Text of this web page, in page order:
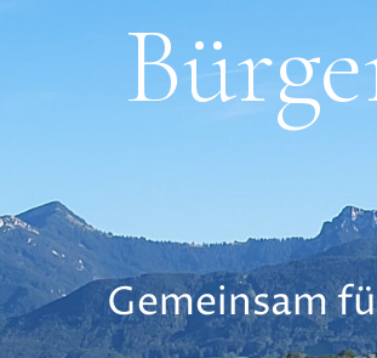
Gemeinsam